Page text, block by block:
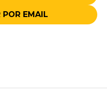
POR EMAIL